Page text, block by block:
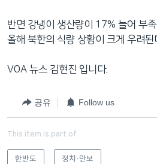
반면 강냉이 생산량이 17% 늘어 부
올해 북한의 식량 상황이 크게 우려
VOA 뉴스 김현진 입니다.
공유 Follow us
This item is part of
한반도 정치·안보